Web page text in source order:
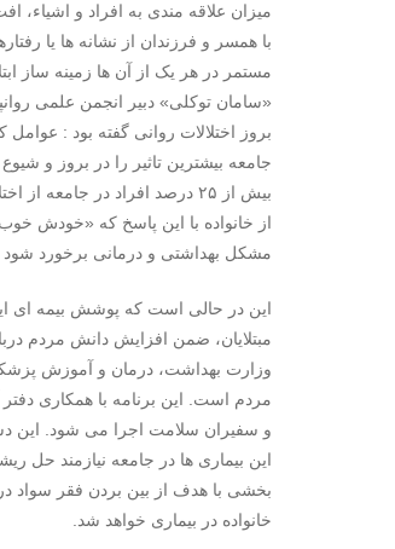
میزان علاقه مندی به افراد و اشیاء،
با همسر و فرزندان از نشانه ها یا
مستمر در هر یک از آن ها زمینه ساز
«سامان توکلی» دبیر انجمن علمی
بروز اختلالات روانی گفته بود :
جامعه بیشترین تاثیر را در بروز و شیوع
بیش از ۲۵ درصد افراد در
از خانواده با این پاسخ که «خودش خوب
مشکل بهداشتی و درمانی برخورد شود
این در حالی است که پوشش بیمه ای
مبتلایان، ضمن افزایش دانش مردم
وزارت بهداشت، درمان و آموزش
مردم است. این برنامه با همکاری
و سفیران سلامت اجرا می شود. این
این بیماری ها در جامعه نیازمند حل
بخشی با هدف از بین بردن فقر سواد
خانواده در بیماری خواهد شد.